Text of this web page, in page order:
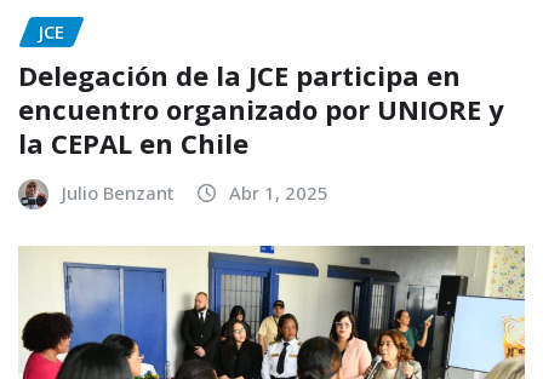
JCE
Delegación de la JCE participa en
encuentro organizado por UNIORE y
la CEPAL en Chile
Julio Benzant Abr 1, 2025